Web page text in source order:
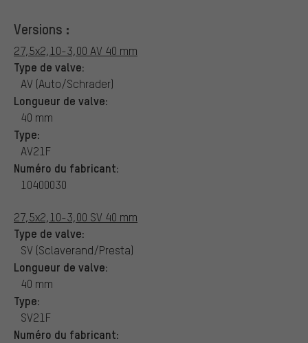
Versions :
27,5x2,10-3,00 AV 40 mm
Type de valve:
AV (Auto/Schrader)
Longueur de valve:
40 mm
Type:
AV21F
Numéro du fabricant:
10400030
27,5x2,10-3,00 SV 40 mm
Type de valve:
SV (Sclaverand/Presta)
Longueur de valve:
40 mm
Type:
SV21F
Numéro du fabricant: